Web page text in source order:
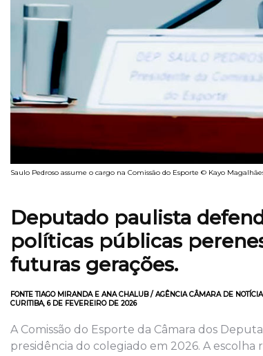
Saulo Pedroso assume o cargo na Comissão do Esporte © Kayo
Deputado paulista
políticas públicas
futuras gerações.
FONTE TIAGO MIRANDA E ANA CHALUB / AGÊNCIA CÂMARA DE
CURITIBA, 6 DE FEVEREIRO DE 2026
A Comissão do Esporte da Câmara dos
presidência do colegiado em 2026. A